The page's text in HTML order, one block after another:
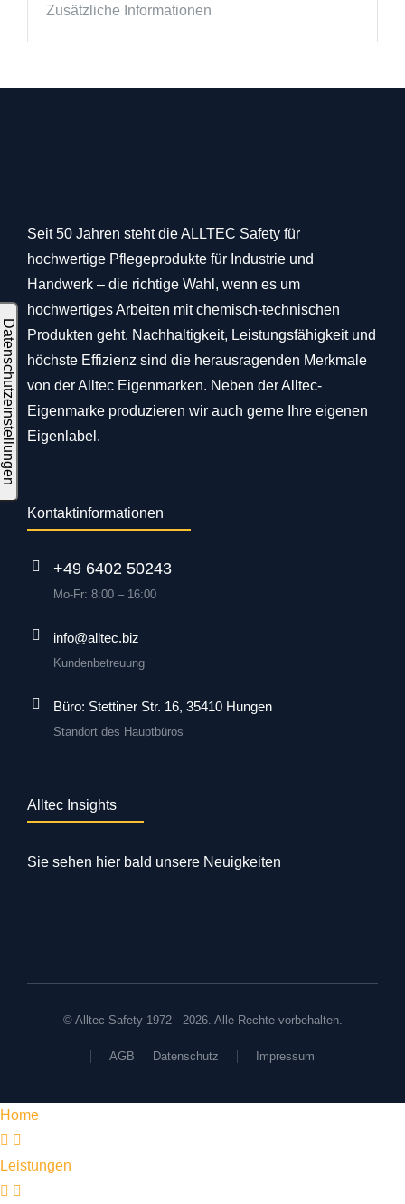
Zusätzliche Informationen
Seit 50 Jahren steht die ALLTEC Safety für
hochwertige Pflegeprodukte für Industrie und
Handwerk – die richtige Wahl, wenn es um
hochwertiges Arbeiten mit chemisch-technischen
Produkten geht. Nachhaltigkeit, Leistungsfähigkeit und
höchste Effizienz sind die herausragenden Merkmale
von der Alltec Eigenmarken. Neben der Alltec-
Eigenmarke produzieren wir auch gerne Ihre eigenen
Eigenlabel.
Kontaktinformationen
+49 6402 50243
Mo-Fr: 8:00 – 16:00
info@alltec.biz
Kundenbetreuung
Büro: Stettiner Str. 16, 35410 Hungen
Standort des Hauptbüros
Alltec Insights
Sie sehen hier bald unsere Neuigkeiten
© Alltec Safety 1972 - 2026. Alle Rechte vorbehalten.
AGB Datenschutz Impressum
Home
Leistungen